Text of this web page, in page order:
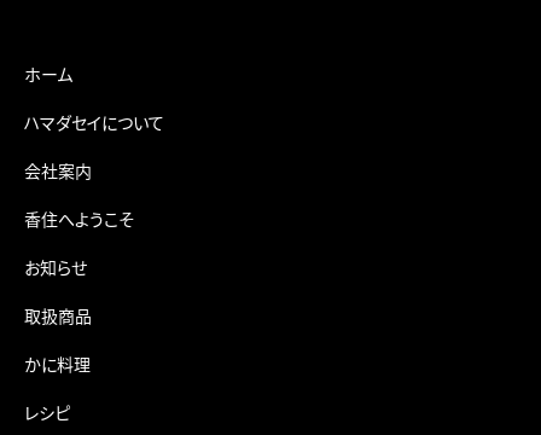
ホーム
ハマダセイについて
会社案内
香住へようこそ
お知らせ
取扱商品
かに料理
レシピ